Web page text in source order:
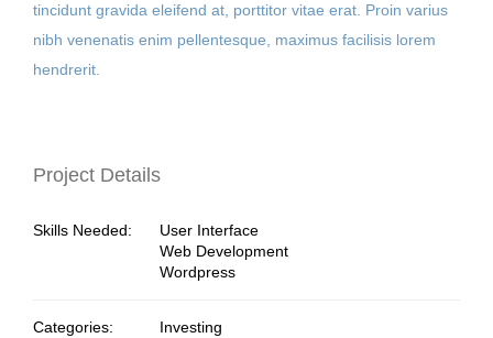
tincidunt gravida eleifend at, porttitor vitae erat. Proin varius
nibh venenatis enim pellentesque, maximus facilisis lorem
hendrerit.
Project Details
Skills Needed:
User Interface
Web Development
Wordpress
Categories:
Investing